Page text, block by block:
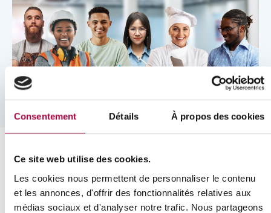
Consentement Détails À propos des cookies
Ce site web utilise des cookies.
Les cookies nous permettent de personnaliser le contenu
et les annonces, d'offrir des fonctionnalités relatives aux
médias sociaux et d'analyser notre trafic. Nous partageons
Agenda